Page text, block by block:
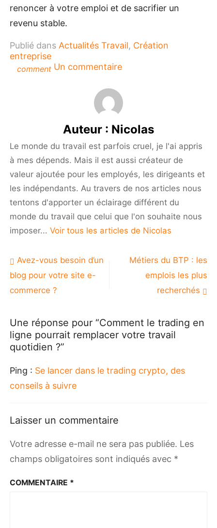
renoncer à votre emploi et de sacrifier un
revenu stable.
Publié dans Actualités Travail, Création
entreprise
comment Un commentairesur
trading
en
pourrait
remplacer
votre
travail
quotidien
Auteur : Nicolas
Le monde du travail est parfois cruel, je l'ai appris
à mes dépends. Mais il est aussi créateur de
valeur ajoutée pour les employés, les dirigeants et
les indépendants. Au travers de nos articles nous
tentons d'apporter un éclairage différent du
monde du travail que celui que l'on souhaite nous
imposer... Voir tous les articles de Nicolas
Navigation
de
l’article
Avez-vous besoin d’un
blog pour votre site e-
commerce ?
Métiers du BTP : les
emplois les plus
recherchés
Une réponse pour “Comment le trading en
ligne pourrait remplacer votre travail
quotidien ?”
Ping : Se lancer dans le trading crypto, des
conseils à suivre
Laisser un commentaire
Votre adresse e-mail ne sera pas publiée. Les
champs obligatoires sont indiqués avec *
COMMENTAIRE *